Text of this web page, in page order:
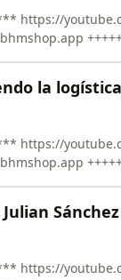
Las guerras del siglo XXI
la
La guerra no se
Julian